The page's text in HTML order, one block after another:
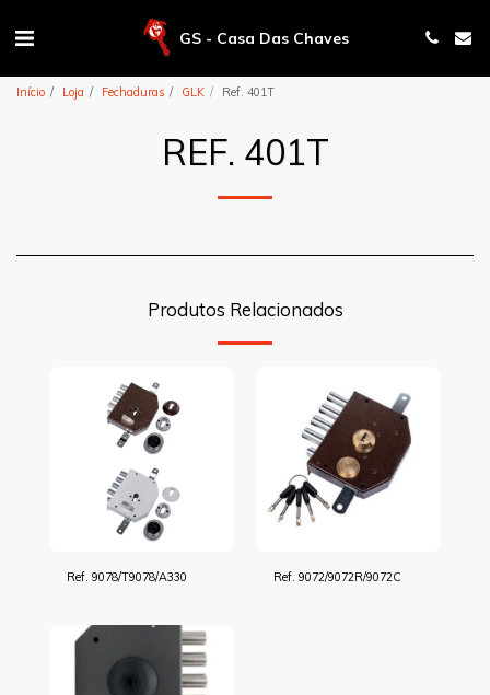
GS - Casa Das Chaves
Início Loja Fechaduras GLK Ref. 401T
REF. 401T
Produtos Relacionados
Ref. 9078/T9078/A330 Ref. 9072/9072R/9072C